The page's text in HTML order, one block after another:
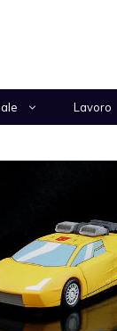
Lavoro